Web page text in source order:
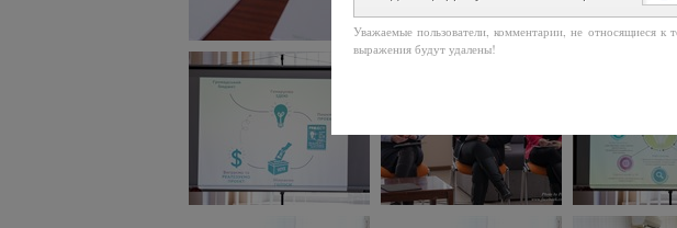
Уважаемые пользователи, комментарии, не относящиеся
выражения будут удалены!